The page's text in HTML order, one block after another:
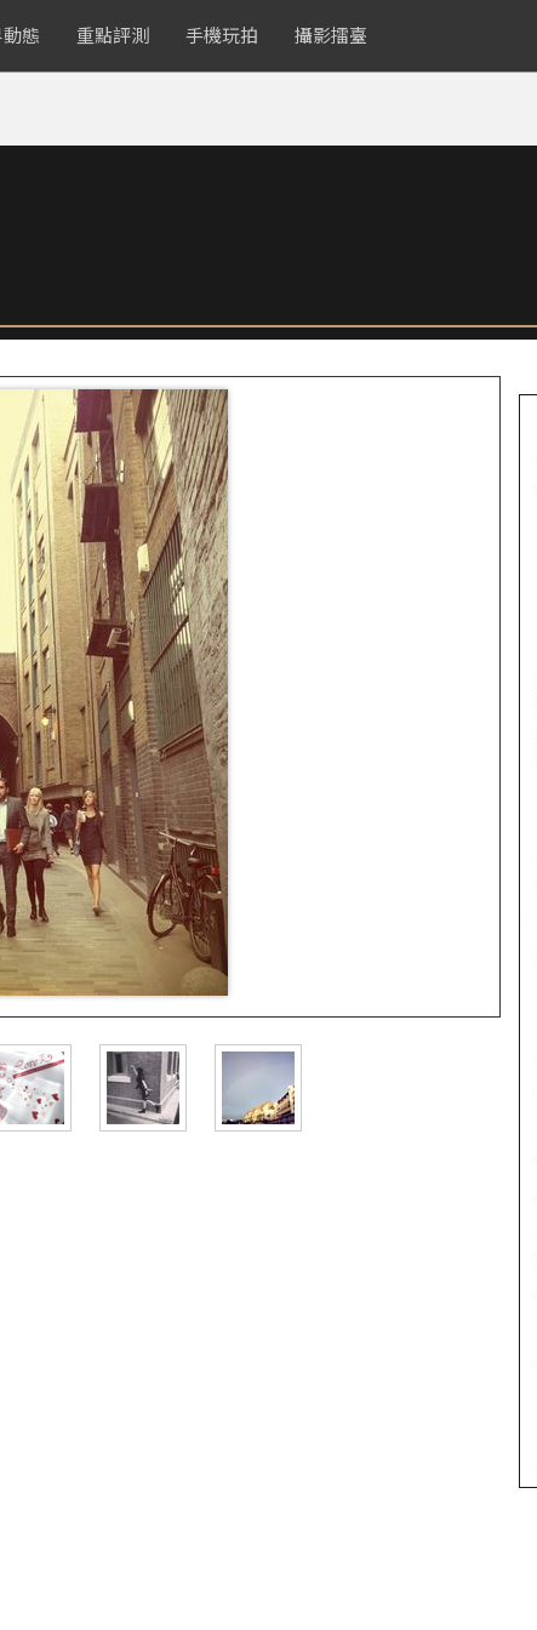
態 重點評測 手機玩拍 攝影擂臺